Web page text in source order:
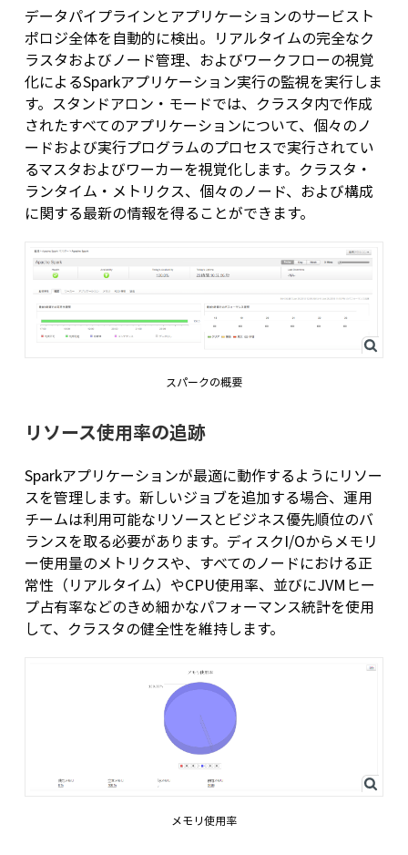
データパイプラインとアプリケーションのサービスト
ポロジ全体を自動的に検出。リアルタイムの完全なク
ラスタおよびノード管理、およびワークフローの視覚
化によるSparkアプリケーション実行の監視を実行しま
す。スタンドアロン・モードでは、クラスタ内で作成
されたすべてのアプリケーションについて、個々のノ
ードおよび実行プログラムのプロセスで実行されてい
るマスタおよびワーカーを視覚化します。クラスタ・
ランタイム・メトリクス、個々のノード、および構成
に関する最新の情報を得ることができます。
スパークの概要
リソース使用率の追跡
Sparkアプリケーションが最適に動作するようにリソー
スを管理します。新しいジョブを追加する場合、運用
チームは利用可能なリソースとビジネス優先順位のバ
ランスを取る必要があります。ディスクI/Oからメモリ
ー使用量のメトリクスや、すべてのノードにおける正
常性（リアルタイム）やCPU使用率、並びにJVMヒー
プ占有率などのきめ細かなパフォーマンス統計を使用
して、クラスタの健全性を維持します。
メモリ使用率